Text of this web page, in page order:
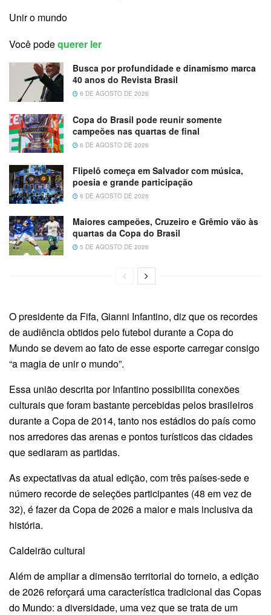
Unir o mundo
Você podequerer ler
Busca por profundidade e dinamismo marca
40 anos do Revista Brasil
6 DE AGOSTO DE 2026
Copa do Brasil pode reunir somente
campeões nas quartas de final
6 DE AGOSTO DE 2026
Flipelô começa em Salvador com música,
poesia e grande participação
6 DE AGOSTO DE 2026
Maiores campeões, Cruzeiro e Grêmio vão às
quartas da Copa do Brasil
5 DE AGOSTO DE 2026
O presidente da Fifa, Gianni Infantino, diz que os recordes
de audiência obtidos pelo futebol durante a Copa do
Mundo se devem ao fato de esse esporte carregar consigo
“a magia de unir o mundo”.
Essa união descrita por Infantino possibilita conexões
culturais que foram bastante percebidas pelos brasileiros
durante a Copa de 2014, tanto nos estádios do país como
nos arredores das arenas e pontos turísticos das cidades
que sediaram as partidas.
As expectativas da atual edição, com três países-sede e
número recorde de seleções participantes (48 em vez de
32), é fazer da Copa de 2026 a maior e mais inclusiva da
história.
Caldeirão cultural
Além de ampliar a dimensão territorial do torneio, a edição
de 2026 reforçará uma característica tradicional das Copas
do Mundo: a diversidade, uma vez que se trata de um